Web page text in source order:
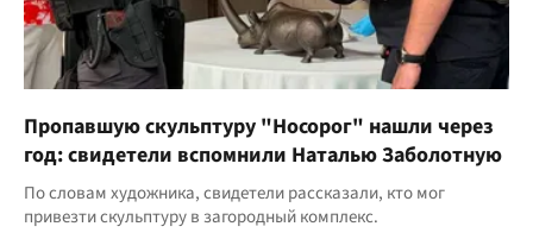
Пропавшую скульптуру "Носорог" нашли через
год: свидетели вспомнили Наталью Заболотную
По словам художника, свидетели рассказали, кто мог
привезти скульптуру в загородный комплекс.